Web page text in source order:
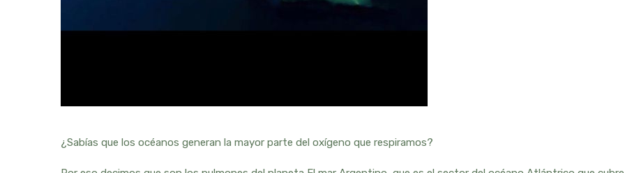
¿Sabías que los océanos generan la mayor parte del oxígeno que respiramos?